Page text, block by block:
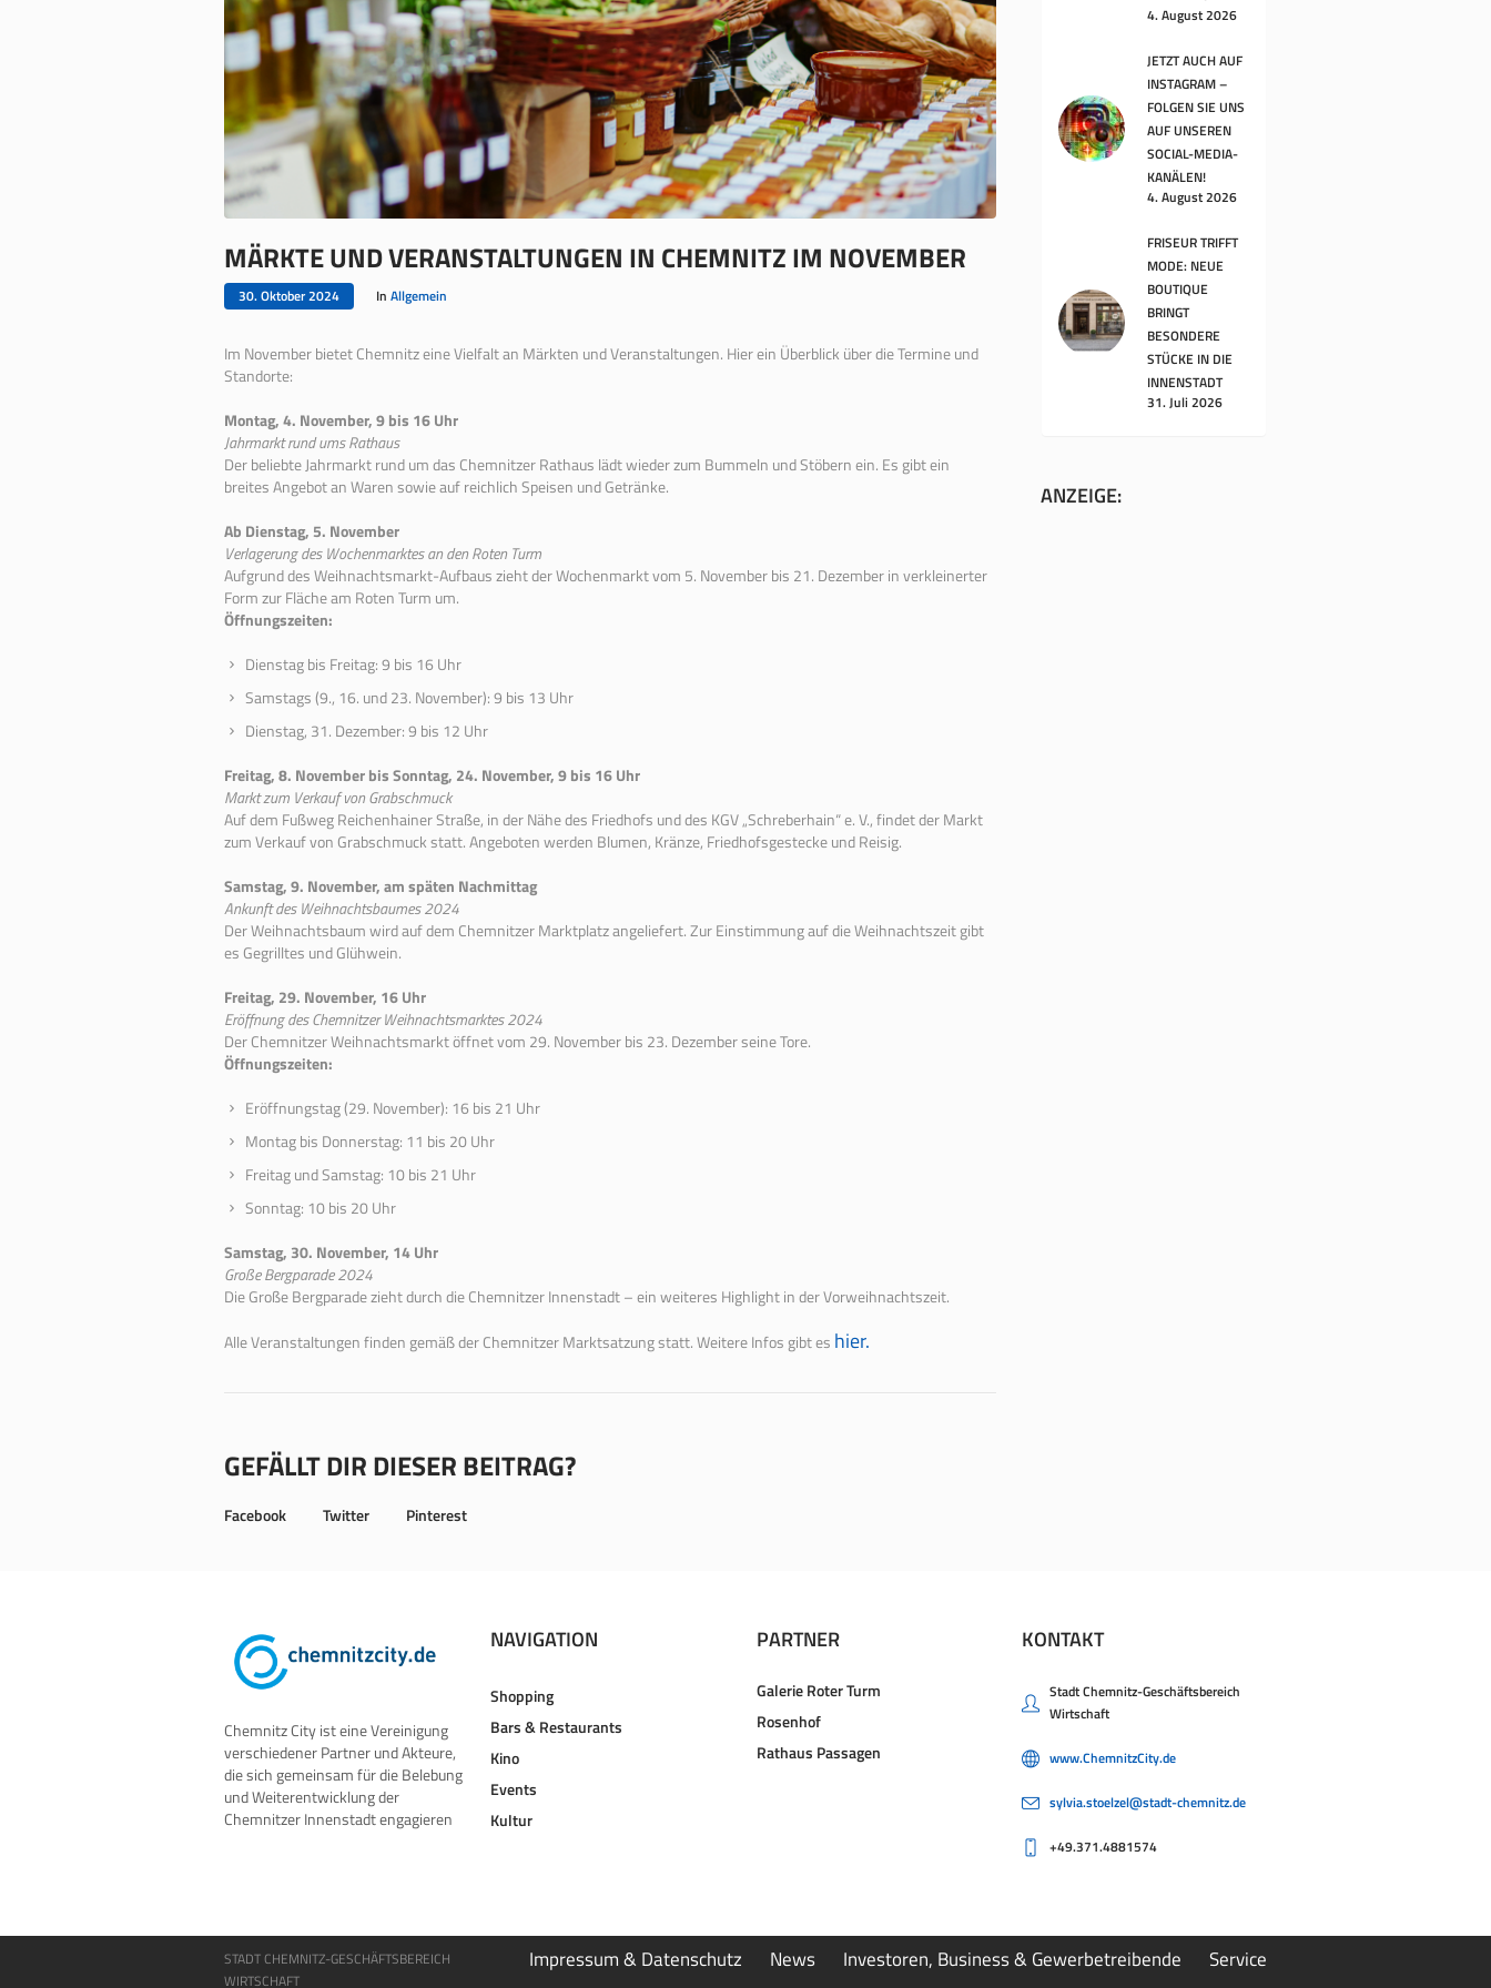
MÄRKTE UND VERANSTALTUNGEN IN CHEMNITZ IM NOVEMBER
30. Oktober 2024 In Allgemein
Im November bietet Chemnitz eine Vielfalt an Märkten und Veranstaltungen. Hier ein Überblick über die Termine und
Standorte:
Montag, 4. November, 9 bis 16 Uhr
Jahrmarkt rund ums Rathaus
Der beliebte Jahrmarkt rund um das Chemnitzer Rathaus lädt wieder zum Bummeln und Stöbern ein. Es gibt ein
breites Angebot an Waren sowie auf reichlich Speisen und Getränke.
Ab Dienstag, 5. November
Verlagerung des Wochenmarktes an den Roten Turm
Aufgrund des Weihnachtsmarkt-Aufbaus zieht der Wochenmarkt vom 5. November bis 21. Dezember in verkleinerter
Form zur Fläche am Roten Turm um.
Öffnungszeiten:
Dienstag bis Freitag: 9 bis 16 Uhr
Samstags (9., 16. und 23. November): 9 bis 13 Uhr
Dienstag, 31. Dezember: 9 bis 12 Uhr
Freitag, 8. November bis Sonntag, 24. November, 9 bis 16 Uhr
Markt zum Verkauf von Grabschmuck
Auf dem Fußweg Reichenhainer Straße, in der Nähe des Friedhofs und des KGV „Schreberhain“ e. V., findet der Markt
zum Verkauf von Grabschmuck statt. Angeboten werden Blumen, Kränze, Friedhofsgestecke und Reisig.
Samstag, 9. November, am späten Nachmittag
Ankunft des Weihnachtsbaumes 2024
Der Weihnachtsbaum wird auf dem Chemnitzer Marktplatz angeliefert. Zur Einstimmung auf die Weihnachtszeit gibt
es Gegrilltes und Glühwein.
Freitag, 29. November, 16 Uhr
Eröffnung des Chemnitzer Weihnachtsmarktes 2024
Der Chemnitzer Weihnachtsmarkt öffnet vom 29. November bis 23. Dezember seine Tore.
Öffnungszeiten:
Eröffnungstag (29. November): 16 bis 21 Uhr
Montag bis Donnerstag: 11 bis 20 Uhr
Freitag und Samstag: 10 bis 21 Uhr
Sonntag: 10 bis 20 Uhr
Samstag, 30. November, 14 Uhr
Große Bergparade 2024
Die Große Bergparade zieht durch die Chemnitzer Innenstadt – ein weiteres Highlight in der Vorweihnachtszeit.
Alle Veranstaltungen finden gemäß der Chemnitzer Marktsatzung statt. Weitere Infos gibt es hier.
GEFÄLLT DIR DIESER BEITRAG?
Facebook Twitter Pinterest
4. August 2026
JETZT AUCH AUF
INSTAGRAM –
FOLGEN SIE UNS
AUF UNSEREN
SOCIAL-MEDIA-
KANÄLEN!
4. August 2026
FRISEUR TRIFFT
MODE: NEUE
BOUTIQUE
BRINGT
BESONDERE
STÜCKE IN DIE
INNENSTADT
31. Juli 2026
ANZEIGE:
Chemnitz City ist eine Vereinigung
verschiedener Partner und Akteure,
die sich gemeinsam für die Belebung
und Weiterentwicklung der
Chemnitzer Innenstadt engagieren
NAVIGATION
Shopping
Bars & Restaurants
Kino
Events
Kultur
PARTNER
Galerie Roter Turm
Rosenhof
Rathaus Passagen
KONTAKT
Stadt Chemnitz-Geschäftsbereich
Wirtschaft
www.ChemnitzCity.de
sylvia.stoelzel@stadt-chemnitz.de
+49.371.4881574
Impressum & Datenschutz News Investoren, Business & Gewerbetreibende Service
STADT CHEMNITZ-GESCHÄFTSBEREICH
WIRTSCHAFT